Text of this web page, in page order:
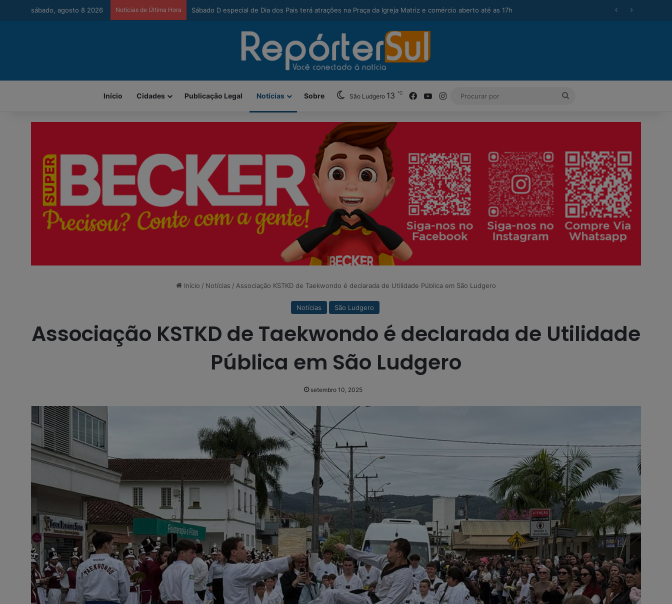
sábado, agosto 8 2026 Notícias de Última Hora Urussanga alcança maior Ideb da história e sobe 22 posições em Santa Catarina
Início Cidades Publicação Legal Notícias Sobre São Ludgero 13 ℃ Facebook
YouTube
Instagram
Início / Notícias / Associação KSTKD de Taekwondo é declarada de Utilidade Pública em São Ludgero
Notícias São Ludgero
Associação KSTKD de Taekwondo é declarada de Utilidade
Pública em São Ludgero
setembro 10, 2025